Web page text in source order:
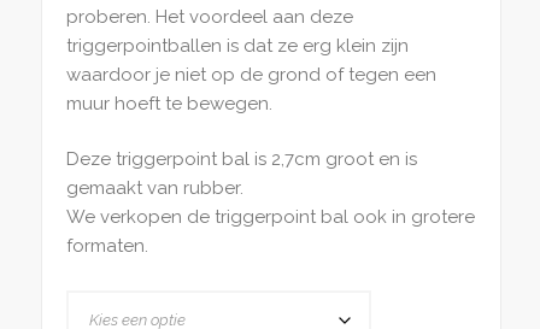
proberen. Het voordeel aan deze
triggerpointballen is dat ze erg klein zijn
waardoor je niet op de grond of tegen een
muur hoeft te bewegen.
Deze triggerpoint bal is 2,7cm groot en is
gemaakt van rubber.
We verkopen de triggerpoint bal ook in grotere
formaten.